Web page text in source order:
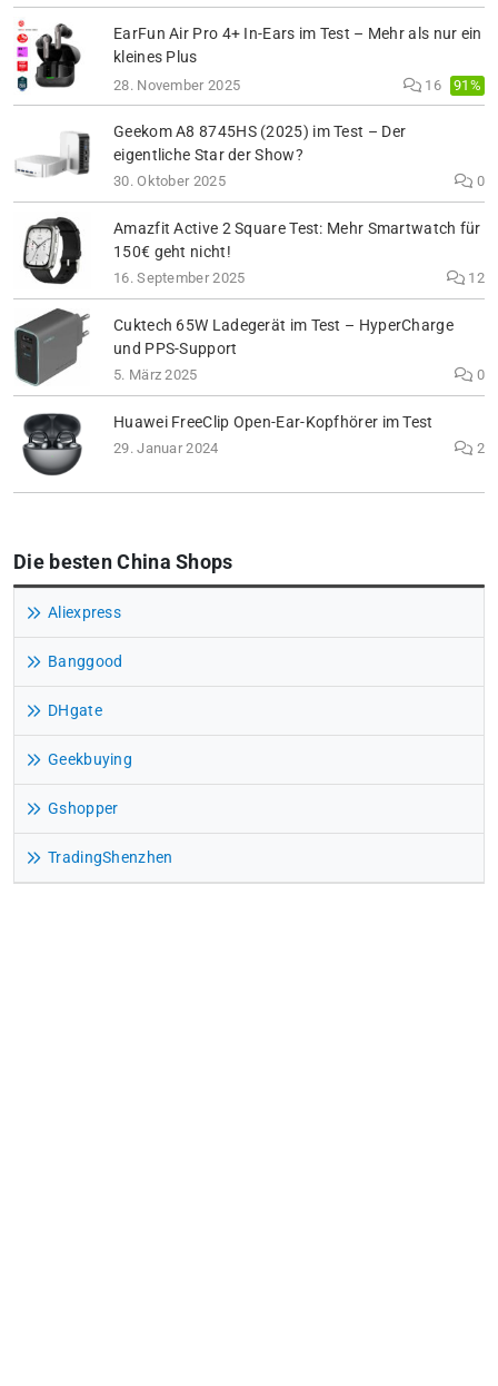
EarFun Air Pro 4+ In-Ears im Test – Mehr als nur ein
kleines Plus
28. November 2025 16 91%
Geekom A8 8745HS (2025) im Test – Der
eigentliche Star der Show?
30. Oktober 2025 0
Amazfit Active 2 Square Test: Mehr Smartwatch für
150€ geht nicht!
16. September 2025 12
Cuktech 65W Ladegerät im Test – HyperCharge
und PPS-Support
5. März 2025 0
Huawei FreeClip Open-Ear-Kopfhörer im Test
29. Januar 2024 2
Die besten China Shops
Aliexpress
Banggood
DHgate
Geekbuying
Gshopper
TradingShenzhen